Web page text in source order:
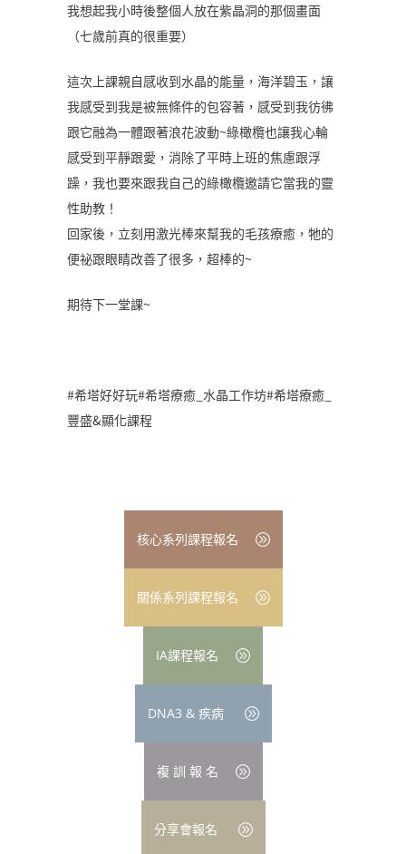
我想起我小時後整個人放在紫晶洞的那個畫面
（七歲前真的很重要）
這次上課親自感收到水晶的能量，海洋碧玉，讓
我感受到我是被無條件的包容著，感受到我彷彿
跟它融為一體跟著浪花波動~綠橄欖也讓我心輪
感受到平靜跟愛，消除了平時上班的焦慮跟浮
躁，我也要來跟我自己的綠橄欖邀請它當我的靈
性助教！
回家後，立刻用激光棒來幫我的毛孩療癒，牠的
便祕跟眼睛改善了很多，超棒的~
期待下一堂課~
#希塔好好玩#希塔療癒_水晶工作坊#希塔療癒_
豐盛&顯化課程
核心系列課程報名
關係系列課程報名
IA課程報名
DNA3 & 疾病
複 訓 報 名
分享會報名